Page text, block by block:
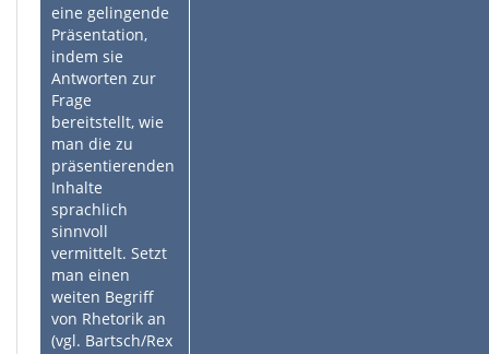
eine gelingende
Präsentation,
indem sie
Antworten zur
Frage
bereitstellt, wie
man die zu
präsentierenden
Inhalte
sprachlich
sinnvoll
vermittelt. Setzt
man einen
weiten Begriff
von Rhetorik an
(vgl. Bartsch/Rex